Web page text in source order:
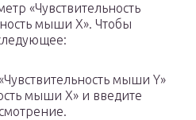
«Чувствительность
мыши X». Чтобы
мыши Y»
мыши X» и введите